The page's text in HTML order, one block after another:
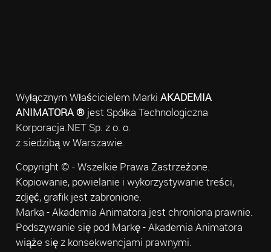
Wyłącznym Właścicielem Marki AKADEMIA
ANIMATORA ®jest Spółka Technologiczna
Korporacja.NET Sp. z o. o.
z siedzibą w Warszawie.
Copyright © - Wszelkie Prawa Zastrzeżone.
Kopiowanie, powielanie i wykorzystywanie treści,
zdjęć, grafik jest zabronione.
Marka - Akademia Animatora jest chroniona prawnie.
Podszywanie się pod Markę - Akademia Animatora
wiąże się z konsekwencjami prawnymi.